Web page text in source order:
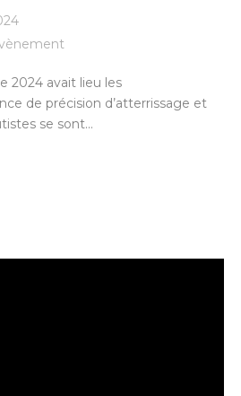
2024 avait lieu les
de précision d’atterrissage et
se sont...